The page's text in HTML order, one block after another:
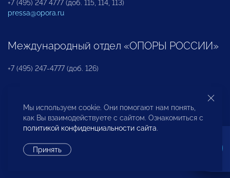
+7 (495) 247 4777 (доб. 115, 114, 113)
pressa@opora.ru
Международный отдел «ОПОРЫ РОССИИ»
+7 (495) 247-4777 (доб. 126)
Бюро по защите прав предпринимателей и
инвесторов
Мы используем cookie. Они помогают нам понять,
как Вы взаимодействуете с сайтом. Ознакомиться с
политикой конфиденциальности сайта.
Принять